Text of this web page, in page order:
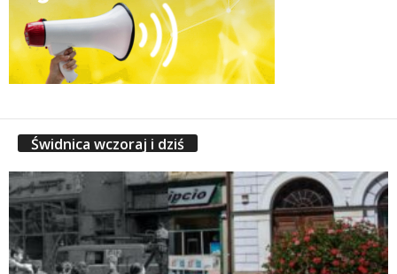
Świdnica wczoraj i dziś